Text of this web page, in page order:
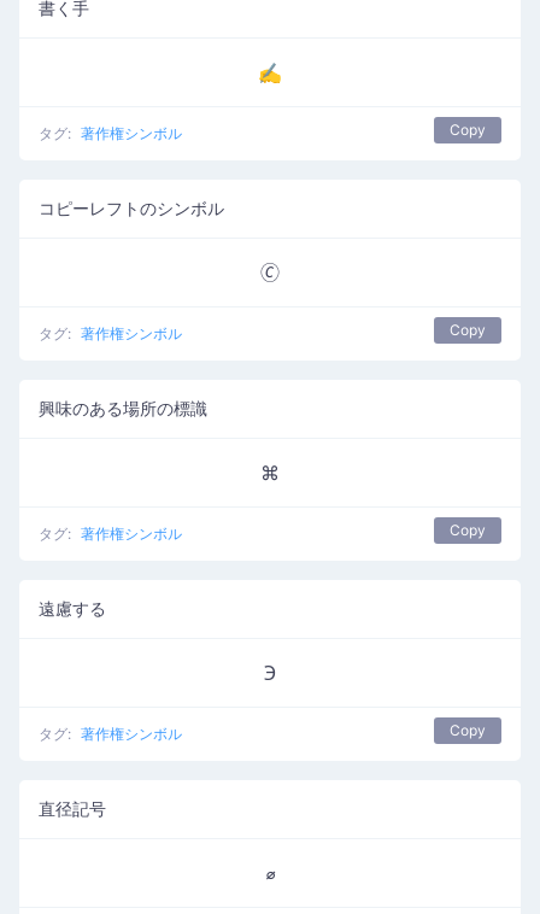
書く手
✍
タグ: 著作権シンボル Copy
コピーレフトのシンボル
🄫
タグ: 著作権シンボル Copy
興味のある場所の標識
⌘
タグ: 著作権シンボル Copy
遠慮する
℈
タグ: 著作権シンボル Copy
直径記号
⌀